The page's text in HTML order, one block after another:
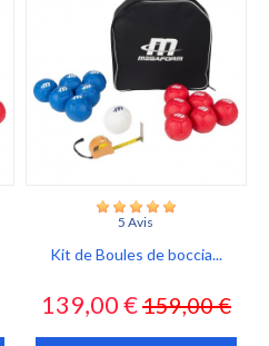
5 Avis
Kit de Boules de boccia...
Prix
139,00 €Prix
habituel
159,00 €